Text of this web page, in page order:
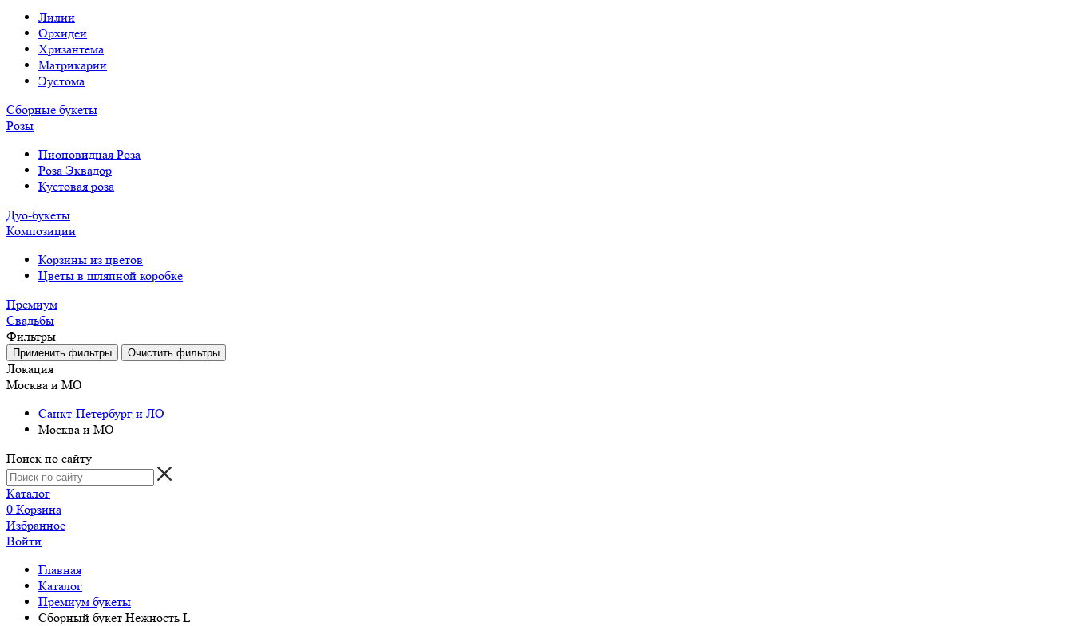
Лилии
Орхидеи
Хризантема
Матрикарии
Эустома
Сборные букеты
Розы
Пионовидная Роза
Роза Эквадор
Кустовая роза
Дуо-букеты
Композиции
Корзины из цветов
Цветы в шляпной коробке
Премиум
Свадьбы
Фильтры
Локация
Москва и МО
Санкт-Петербург и ЛО
Москва и МО
Поиск по сайту
Каталог
0 Корзина
Избранное
Войти
Главная
Каталог
Премиум букеты
Сборный букет Нежность L